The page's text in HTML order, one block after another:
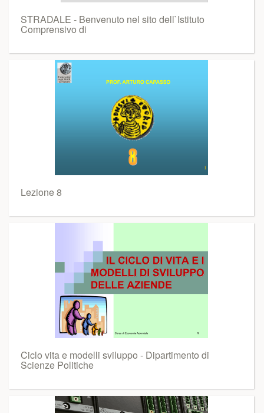
STRADALE - Benvenuto nel sito dell`Istituto
Comprensivo di
Lezione 8
Ciclo vita e modelli sviluppo - Dipartimento di
Scienze Politiche